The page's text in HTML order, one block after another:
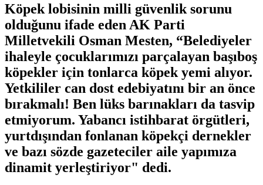
Köpek lobisinin milli güvenlik sorunu
olduğunu ifade eden AK Parti
Milletvekili Osman Mesten, “Belediyeler
ihaleyle çocuklarımızı parçalayan başıboş
köpekler için tonlarca köpek yemi alıyor.
Yetkililer can dost edebiyatını bir an önce
bırakmalı! Ben lüks barınakları da tasvip
etmiyorum. Yabancı istihbarat örgütleri,
yurtdışından fonlanan köpekçi dernekler
ve bazı sözde gazeteciler aile yapımıza
dinamit yerleştiriyor" dedi.